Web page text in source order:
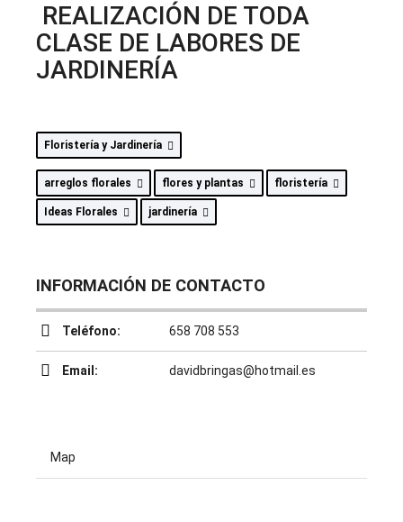
REALIZACIÓN DE TODA
CLASE DE LABORES DE
JARDINERÍA
Floristería y Jardinería
arreglos florales flores y plantas floristería
Ideas Florales jardinería
INFORMACIÓN DE CONTACTO
Teléfono: 658 708 553
Email: davidbringas@hotmail.es
Map